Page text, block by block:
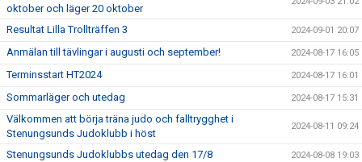
oktober och läger 20 oktober
Resultat Lilla Trollträffen 3 2024-09-01 20:07
Anmälan till tävlingar i augusti och september! 2024-08-17 16:05
Terminsstart HT2024 2024-08-17 16:01
Sommarläger och utedag 2024-08-17 15:31
Välkommen att börja träna judo och falltrygghet i
Stenungsunds Judoklubb i höst
2024-08-11 09:24
Stenungsunds Judoklubbs utedag den 17/8 2024-08-08 19:03